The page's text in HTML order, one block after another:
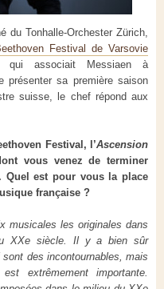
du Tonhalle-Orchester Zürich,
Festival de Varsovie
qui associait Messiaen à
présenter sa première saison
suisse, le chef répond aux
Festival, l’Ascension
vous venez de terminer
Quel est pour vous la place
française ?
musicales les originales dans
XXe siècle. Il y a bien sûr
des incontournables, mais
extrêmement importante.